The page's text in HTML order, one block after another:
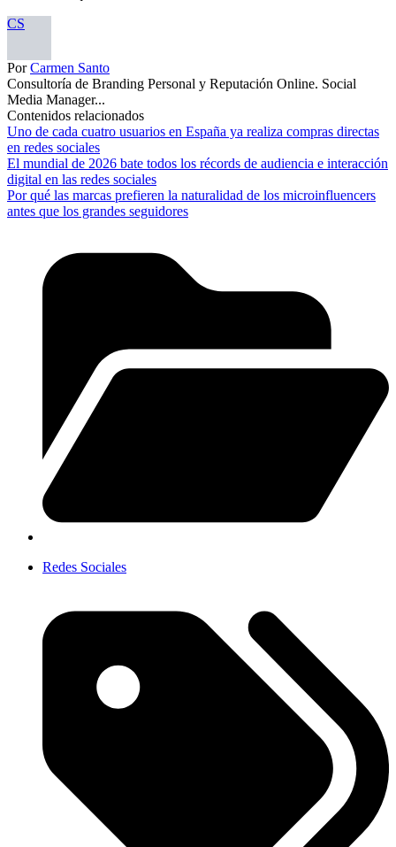
CS
PorCarmen Santo
Consultoría de Branding Personal y Reputación Online. Social
Media Manager...
Contenidos relacionados
Uno de cada cuatro usuarios en España ya realiza compras directas
en redes sociales
El mundial de 2026 bate todos los récords de audiencia e interacción
digital en las redes sociales
Por qué las marcas prefieren la naturalidad de los microinfluencers
antes que los grandes seguidores
Redes Sociales